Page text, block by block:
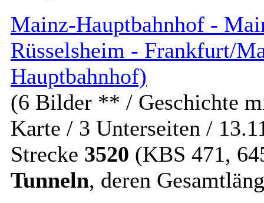
Mainz-Hauptbahnhof -
Rüsselsheim - Frankfurt/
Hauptbahnhof)
(6 Bilder ** / Geschichte
Karte / 3 Unterseiten /
Strecke 3520 (KBS 471,
Tunneln, deren